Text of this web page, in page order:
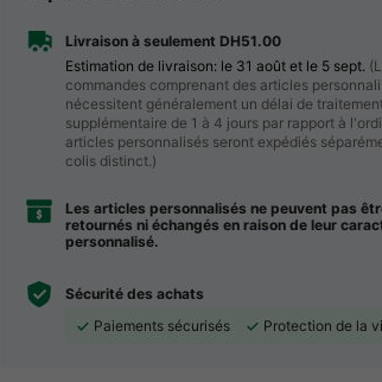
Livraison à seulement DH51.00
Estimation de livraison: le 31 août et le 5 sept.
commandes comprenant des articles
nécessitent généralement un délai de
supplémentaire de 1 à 4 jours par rapport à
articles personnalisés seront expédiés
colis distinct.)
Les articles personnalisés ne peuvent pas
retournés ni échangés en raison de leur
personnalisé.
Sécurité des achats
Paiements sécurisés
Protection de la